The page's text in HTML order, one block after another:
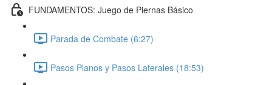
FUNDAMENTOS: Juego de Piernas Básico
Parada de Combate (6:27)
Pasos Planos y Pasos Laterales (18:53)